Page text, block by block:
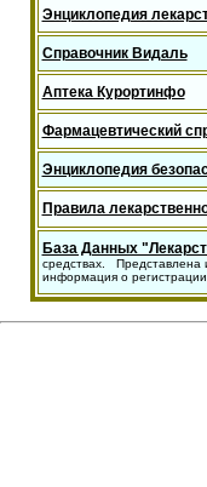
Энциклопедия
Справочник Видаль
Аптека Курортинфо
Фармацевтический
Энциклопедия
Правила
База Данных
средствах. Представлена
информация о регистрации